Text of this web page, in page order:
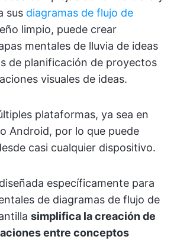
sus diagramas de flujo de
limpio, puede crear
mentales de lluvia de ideas
de planificación de proyectos
visuales de ideas.
plataformas, ya sea en
Android, por lo que puede
casi cualquier dispositivo.
específicamente para
de diagramas de flujo de
simplifica la creación de
entre conceptos